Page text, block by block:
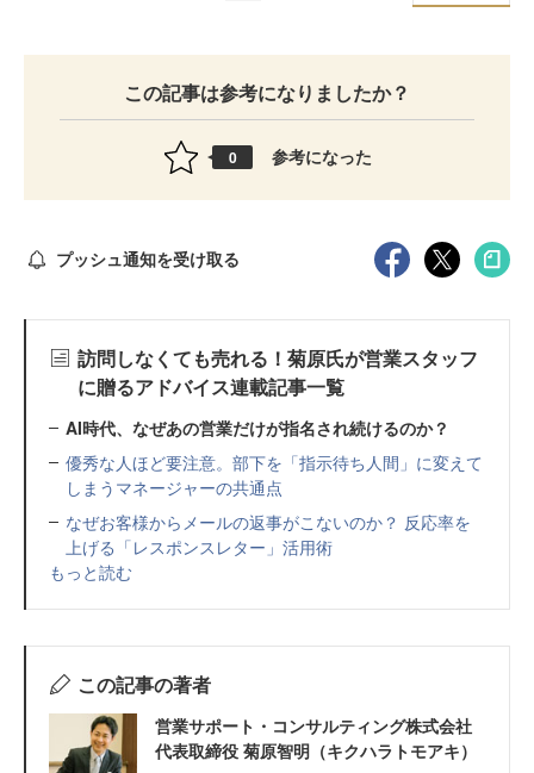
この記事は参考になりましたか？
0 参考になった
プッシュ通知を受け取る
訪問しなくても売れる！菊原氏が営業スタッフ
に贈るアドバイス連載記事一覧
AI時代、なぜあの営業だけが指名され続けるのか？
優秀な人ほど要注意。部下を「指示待ち人間」に変えて
しまうマネージャーの共通点
なぜお客様からメールの返事がこないのか？ 反応率を
上げる「レスポンスレター」活用術
もっと読む
この記事の著者
営業サポート・コンサルティング株式会社
代表取締役 菊原智明（キクハラトモアキ）